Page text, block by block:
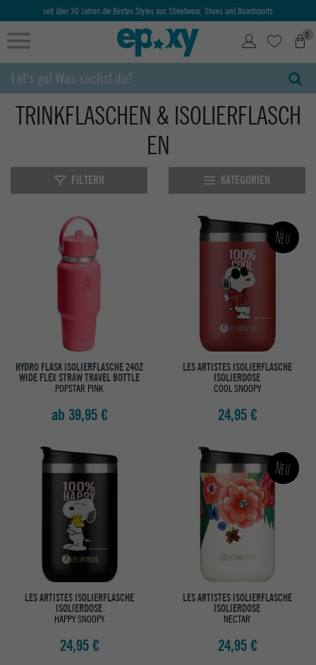
0
TRINKFLASCHEN & ISOLIERFLASCH
EN
FILTERN KATEGORIEN
HYDRO FLASK ISOLIERFLASCHE 24OZ
WIDE FLEX STRAW TRAVEL BOTTLE
POPSTAR PINK
ab 39,95 €
Neu
LES ARTISTES ISOLIERFLASCHE
ISOLIERDOSE
COOL SNOOPY
24,95 €
LES ARTISTES ISOLIERFLASCHE
ISOLIERDOSE
HAPPY SNOOPY
24,95 €
Neu
LES ARTISTES ISOLIERFLASCHE
ISOLIERDOSE
NECTAR
24,95 €